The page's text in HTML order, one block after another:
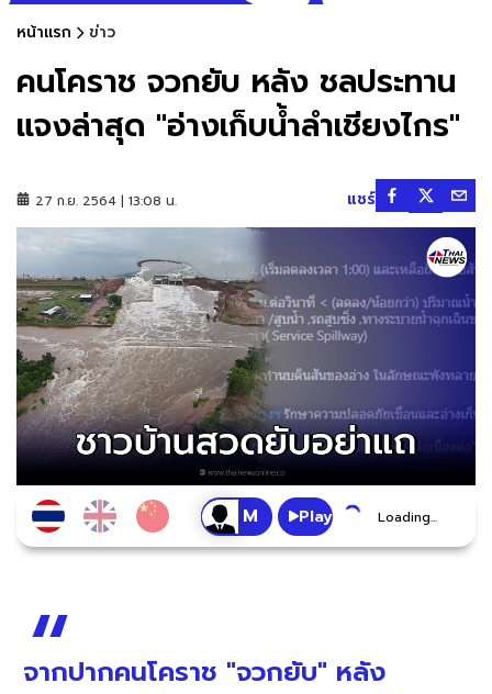
หน้าแรก ข่าว
คนโคราช จวกยับ หลัง ชลประทาน
แจงล่าสุด "อ่างเก็บน้ำลำเชียงไกร"
27 ก.ย. 2564 | 13:08 น. แชร์
Play Loading...
จากปากคนโคราช "จวกยับ" หลัง